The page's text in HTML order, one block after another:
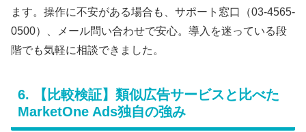
ます。操作に不安がある場合も、サポート窓口（03-4565-
0500）、メール問い合わせで安心。導入を迷っている段
階でも気軽に相談できました。
6. 【比較検証】類似広告サービスと比べた
MarketOne Ads独自の強み